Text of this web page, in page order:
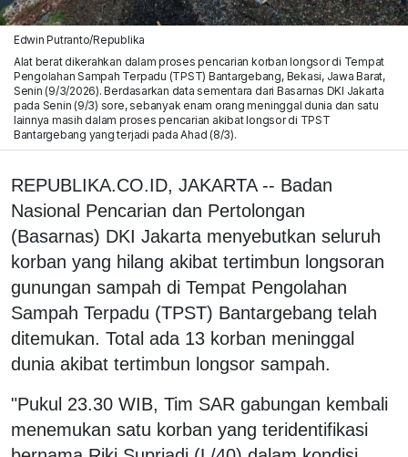
Edwin Putranto/Republika
Alat berat dikerahkan dalam proses pencarian korban longsor di Tempat
Pengolahan Sampah Terpadu (TPST) Bantargebang, Bekasi, Jawa Barat,
Senin (9/3/2026). Berdasarkan data sementara dari Basarnas DKI Jakarta
pada Senin (9/3) sore, sebanyak enam orang meninggal dunia dan satu
lainnya masih dalam proses pencarian akibat longsor di TPST
Bantargebang yang terjadi pada Ahad (8/3).
REPUBLIKA.CO.ID, JAKARTA -- Badan
Nasional Pencarian dan Pertolongan
(Basarnas) DKI Jakarta menyebutkan seluruh
korban yang hilang akibat tertimbun longsoran
gunungan sampah di Tempat Pengolahan
Sampah Terpadu (TPST) Bantargebang telah
ditemukan. Total ada 13 korban meninggal
dunia akibat tertimbun longsor sampah.
"Pukul 23.30 WIB, Tim SAR gabungan kembali
menemukan satu korban yang teridentifikasi